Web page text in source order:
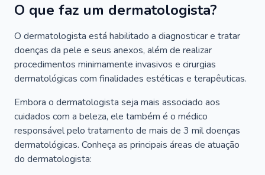
O que faz um dermatologista?
O dermatologista está habilitado a diagnosticar e tratar
doenças da pele e seus anexos, além de realizar
procedimentos minimamente invasivos e cirurgias
dermatológicas com finalidades estéticas e terapêuticas.
Embora o dermatologista seja mais associado aos
cuidados com a beleza, ele também é o médico
responsável pelo tratamento de mais de 3 mil doenças
dermatológicas. Conheça as principais áreas de atuação
do dermatologista: